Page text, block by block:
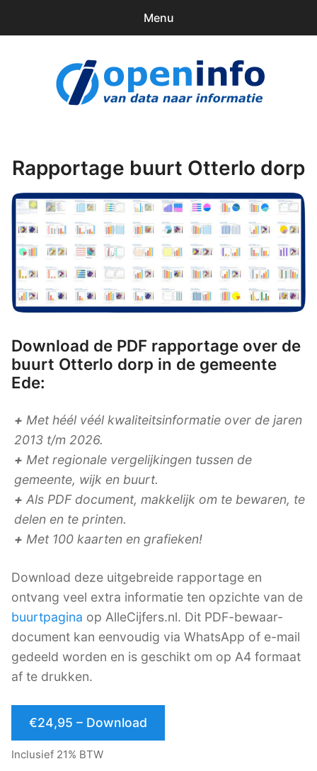
Menu
Downloads
Rapportage buurt Otterlo dorp
Download de PDF rapportage over de
buurt Otterlo dorp in de gemeente
Ede:
+ Met héél véél kwaliteitsinformatie over de jaren
2013 t/m 2026.
+ Met regionale vergelijkingen tussen de
gemeente, wijk en buurt.
+ Als PDF document, makkelijk om te bewaren, te
delen en te printen.
+ Met 100 kaarten en grafieken!
Download deze uitgebreide rapportage en
ontvang veel extra informatie ten opzichte van de
buurtpagina op AlleCijfers.nl. Dit PDF-bewaar-
document kan eenvoudig via WhatsApp of e-mail
gedeeld worden en is geschikt om op A4 formaat
af te drukken.
€24,95 – Download
Inclusief 21% BTW